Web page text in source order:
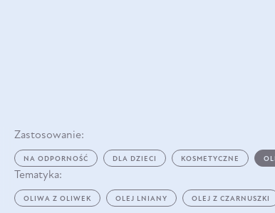
Zastosowanie:
NA ODPORNOŚĆ DLA DZIECI KOSMETYCZNE
Tematyka:
OLIWA Z OLIWEK OLEJ LNIANY OLEJ Z CZARNUSZKI